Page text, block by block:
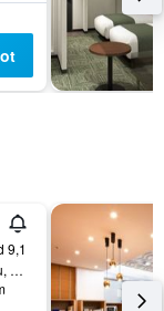
9,1
1-4-1 Mejiro, Toshima-ku, Tokio, Japan